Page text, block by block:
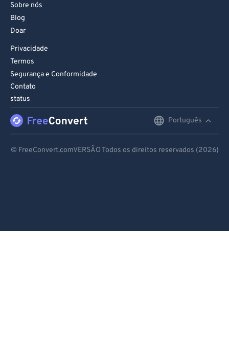
Sobre nós
Blog
Doar
Privacidade
Termos
Segurança e Conformidade
Contato
status
Português
© FreeConvert.comVERSÃO Todos os direitos reservados (2026)